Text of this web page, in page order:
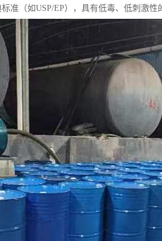
准（如USP/EP），具有低毒、低刺激